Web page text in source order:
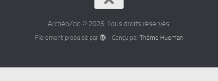
ArchéoZoo © 2026. Tous droits réservés.
Fièrement propulsé par - Conçu par Thème Hueman